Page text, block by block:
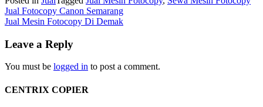
Post
navigation
Jual Fotocopy Canon Semarang
Jual Mesin Fotocopy Di Demak
Leave a Reply
You must be logged in to post a comment.
CENTRIX COPIER